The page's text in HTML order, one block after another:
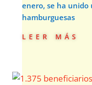
enero, se ha unido
hamburguesas
leer más